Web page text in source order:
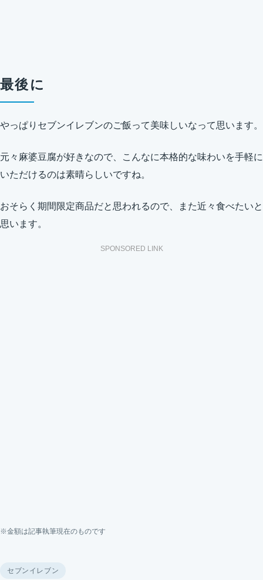
最後に
やっぱりセブンイレブンのご飯って美味しいなって思います。
元々麻婆豆腐が好きなので、こんなに本格的な味わいを手軽に
いただけるのは素晴らしいですね。
おそらく期間限定商品だと思われるので、また近々食べたいと
思います。
SPONSORED LINK
※金額は記事執筆現在のものです
セブンイレブン